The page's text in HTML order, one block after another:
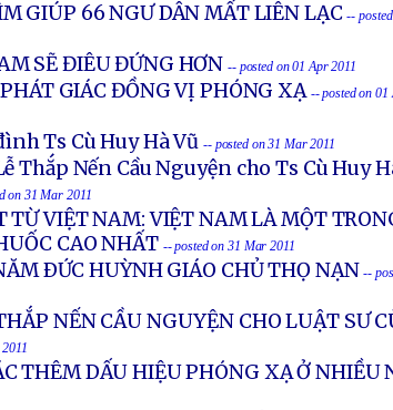
GIÚP 66 NGƯ DÂN MẤT LIÊN LẠC --
SẼ ĐIÊU ĐỨNG HƠN -- posted on 01 Apr 2011
GIÁC ĐỒNG VỊ PHÓNG XẠ -- posted on 01
Ts Cù Huy Hà Vũ-- posted on 31 Mar 2011
Thắp Nến Cầu Nguyện cho Ts Cù Huy
on 31 Mar 2011
TỪ VIỆT NAM: VIỆT NAM LÀ MỘT
CAO NHẤT -- posted on 31 Mar 2011
ÐỨC HUỲNH GIÁO CHỦ THỌ NẠN--
NẾN CẦU NGUYỆN CHO LUẬT SƯ
THÊM DẤU HIỆU PHÓNG XẠ Ở NHIỀU